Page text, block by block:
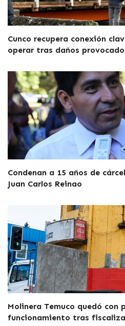
Cunco recupera conexión
operar tras daños
Condenan a 15 años de
Juan Carlos Reinao
Molinera Temuco quedó con
funcionamiento tras